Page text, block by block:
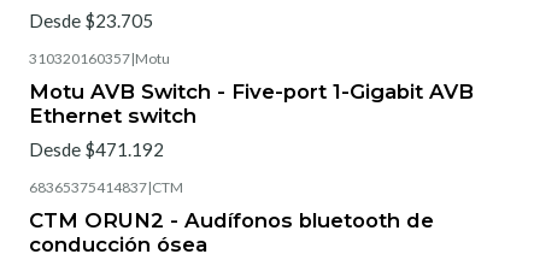
Desde $23.705
310320160357|Motu
Motu AVB Switch - Five-port 1-Gigabit AVB
Ethernet switch
Desde $471.192
68365375414837|CTM
CTM ORUN2 - Audífonos bluetooth de
conducción ósea